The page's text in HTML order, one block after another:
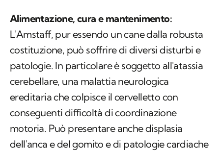
Alimentazione, cura e mantenimento:
L'Amstaff, pur essendo un cane dalla robusta
costituzione, può soffrire di diversi disturbi e
patologie. In particolare è soggetto all'atassia
cerebellare, una malattia neurologica
ereditaria che colpisce il cervelletto con
conseguenti difficoltà di coordinazione
motoria. Può presentare anche displasia
dell'anca e del gomito e di patologie cardiache